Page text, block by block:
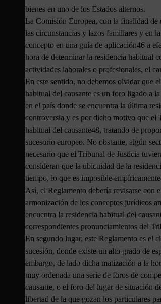
bienes en uno de los Estados alternos.
La Comisión Europea, con la finalidad de
las circunstancias y lazos familiares y en
concepto en una guía de aplicación46 a
hora de determinar la residencia habitual
actividades laborales o profesionales, el
En este sentido, no debemos olvidar que
habitual del causante es un foro ligado a
en el país donde se encuentra la última
controversia y es por dicho motivo que el
habitual del causante48, tratando de
sucesorio europeo. No obstante, algún
necesario que el Tribunal de Justicia
consideran que la ubicuidad de la
tiempo, lo que es imposible
Así, el Reglamento debería revisarse con
armonización de los conceptos jurídicos
encuentra la residencia habitual del
correspondientes pronunciamientos del
En segundo lugar, este Reglamento es el
sucesión, donde existe un alto grado de
embargo, de lado dicha matización a la
muy ordenada una serie de foros de
causante, o el foro del lugar de situación
libertad de la que gozan los particulares